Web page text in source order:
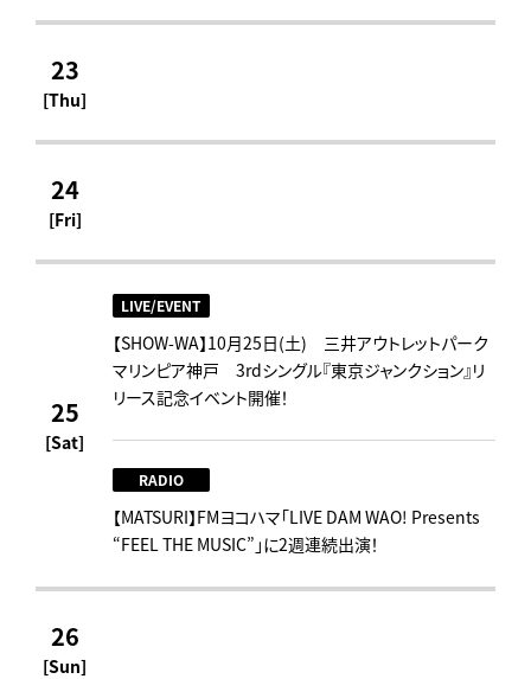
23
[Thu]
24
[Fri]
25
[Sat]
LIVE/EVENT
【SHOW-WA】10月25日(土) 三井アウトレットパーク
マリンピア神戸 3rdシングル『東京ジャンクション』リ
リース記念イベント開催！
RADIO
【MATSURI】FMヨコハマ「LIVE DAM WAO! Presents
“FEEL THE MUSIC”」に2週連続出演！
26
[Sun]